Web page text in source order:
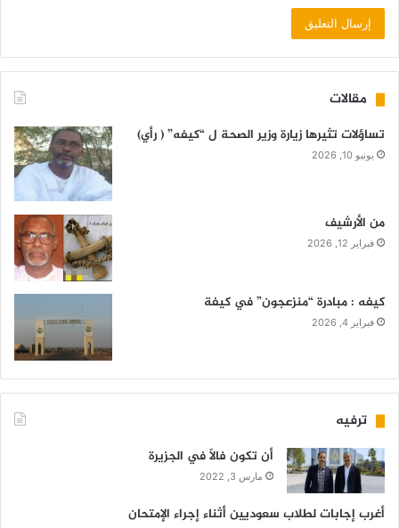
مقالات
تساؤلات تثيرها زيارة وزير الصحة ل “كيفه” ( رأي)
يونيو 10, 2026
من الأرشيف
فبراير 12, 2026
كيفه : مبادرة “منزعجون” في كيفة
فبراير 4, 2026
ترفيه
أن تكون فالاً في الجزيرة
مارس 3, 2022
أغرب إجابات لطلاب سعوديين أثناء إجراء الإمتحان